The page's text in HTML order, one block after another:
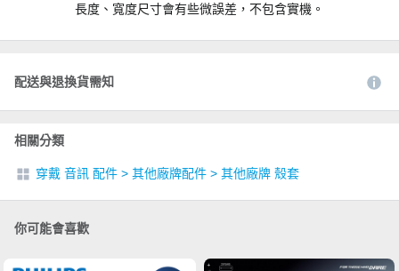
長度、寬度尺寸會有些微誤差，不包含實機。
配送與退換貨需知
相關分類
穿戴 音訊 配件 > 其他廠牌配件 > 其他廠牌 殼套
你可能會喜歡